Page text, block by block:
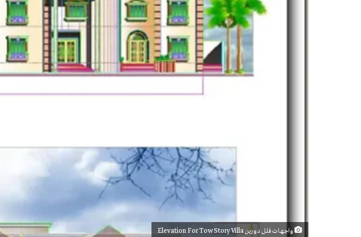
واجهات فلل دورين Elevation For Tow Story Villa